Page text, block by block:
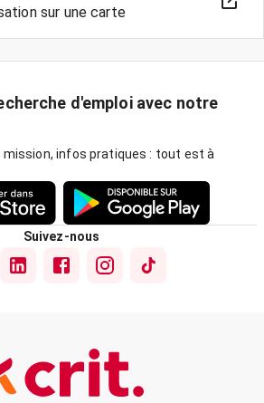
sur une carte
d'emploi avec notre
infos pratiques : tout est à
Suivez-nous